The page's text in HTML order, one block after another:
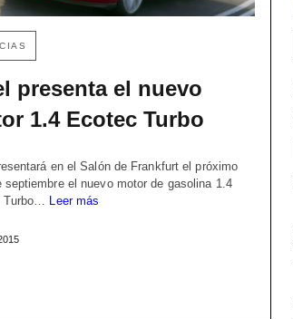
presenta el nuevo
1.4 Ecotec Turbo
en el Salón de Frankfurt el próximo
septiembre el nuevo motor de gasolina 1.4
Turbo… Leer más